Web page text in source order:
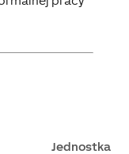
Jednostka